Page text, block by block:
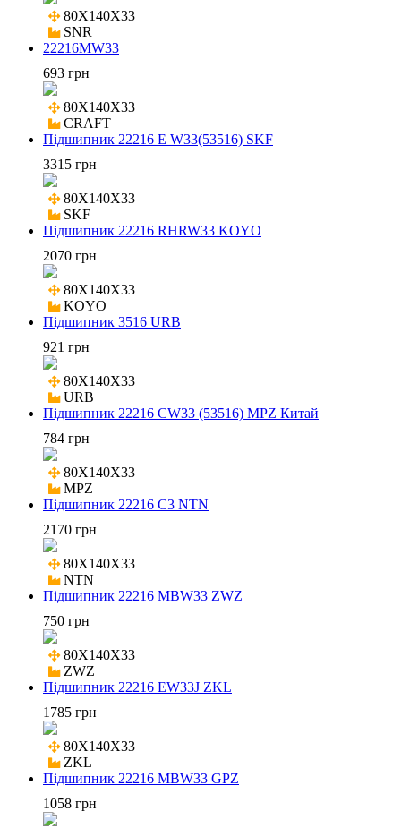
80X140X33
SNR
22216MW33
693 грн
80X140X33
CRAFT
Підшипник 22216 E W33(53516) SKF
3315 грн
80X140X33
SKF
Підшипник 22216 RHRW33 KOYO
2070 грн
80X140X33
KOYO
Підшипник 3516 URB
921 грн
80X140X33
URB
Підшипник 22216 CW33 (53516) MPZ Китай
784 грн
80X140X33
MPZ
Підшипник 22216 C3 NTN
2170 грн
80X140X33
NTN
Підшипник 22216 MBW33 ZWZ
750 грн
80X140X33
ZWZ
Підшипник 22216 EW33J ZKL
1785 грн
80X140X33
ZKL
Підшипник 22216 MBW33 GPZ
1058 грн